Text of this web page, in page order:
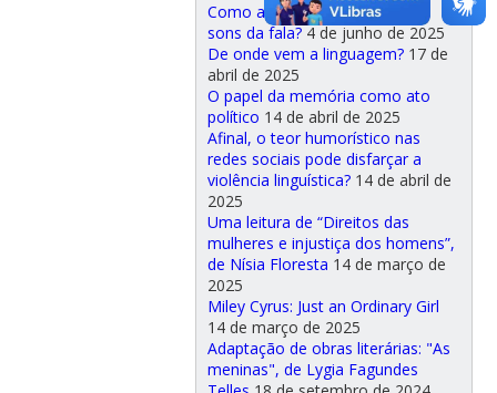
Como as crianças adquirem os
sons da fala? 4 de junho de 2025
De onde vem a linguagem? 17 de
abril de 2025
O papel da memória como ato
político 14 de abril de 2025
Afinal, o teor humorístico nas
redes sociais pode disfarçar a
violência linguística? 14 de abril de
2025
Uma leitura de “Direitos das
mulheres e injustiça dos homens”,
de Nísia Floresta 14 de março de
2025
Miley Cyrus: Just an Ordinary Girl
14 de março de 2025
Adaptação de obras literárias: "As
meninas", de Lygia Fagundes